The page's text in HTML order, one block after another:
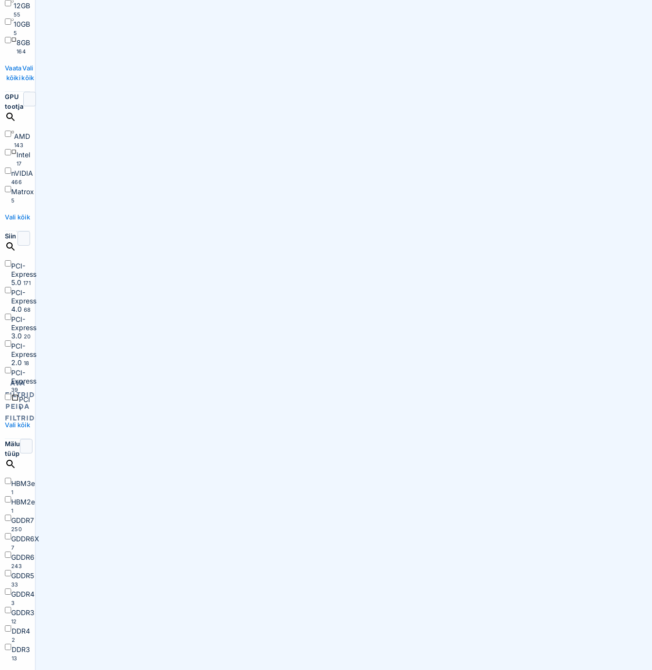
AVA
FILTRID
PEIDA
FILTRID
12GB
55
10GB
5
8GB
164
Vaata
kõiki
Vali
kõik
GPU
tootja
AMD
143
Intel
17
nVIDIA
466
Matrox
5
Vali kõik
Siin
PCI-
Express
5.0 171
PCI-
Express
4.0 68
PCI-
Express
3.0 20
PCI-
Express
2.0 18
PCI-
Express
39
PCI
1
Vali kõik
Mälu
tüüp
HBM3e
1
HBM2e
1
GDDR7
250
GDDR6X
7
GDDR6
243
GDDR5
33
GDDR4
3
GDDR3
12
DDR4
2
DDR3
13